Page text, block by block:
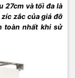
27cm và tối đa là
zắc của giá đỡ
toàn nhất khi sử